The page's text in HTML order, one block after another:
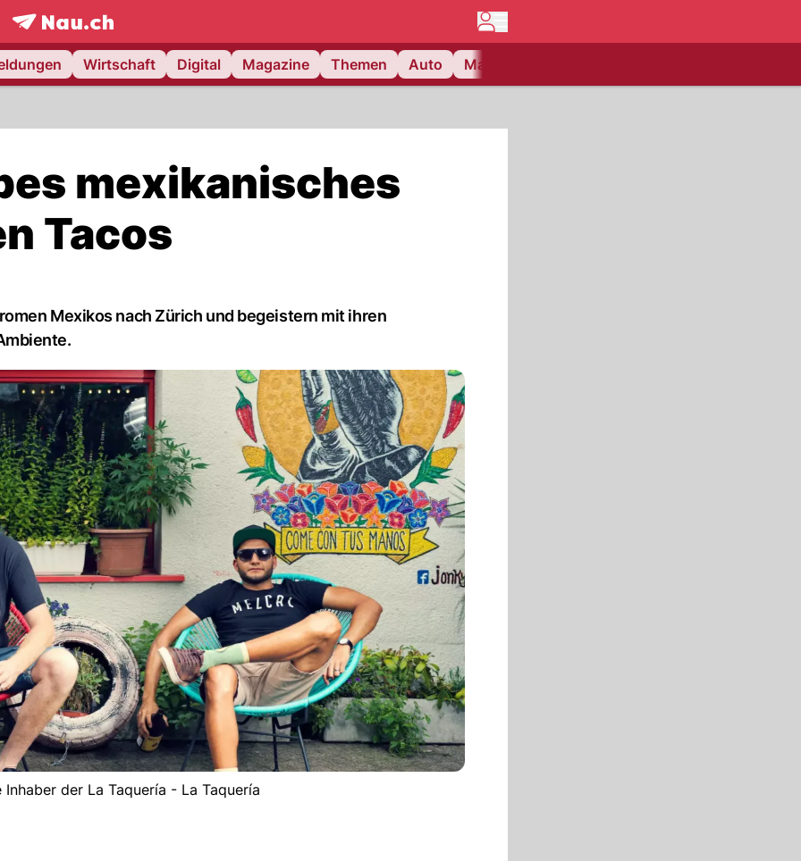
frontpage.NAU.ch
Wirtschaft Digital Magazine Themen Auto Matchcenter
mexikanisches
Tacos
Mexikos nach Zürich und begeistern mit ihren
der La Taquería - La Taquería